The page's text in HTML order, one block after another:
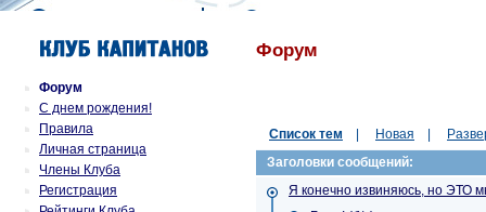
Форум
С днем рождения!
Правила
Личная страница
Члены Клуба
Регистрация
Форум
Список тем Новая
Заголовки сообщений:
Я конечно извиняюсь, но ЭТО